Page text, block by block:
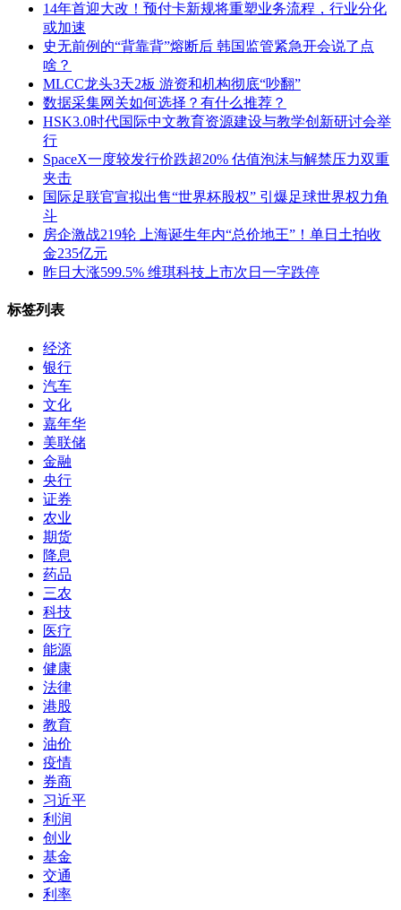
14年首迎大改！预付卡新规将重塑业务流程，行业分化
或加速
史无前例的“背靠背”熔断后 韩国监管紧急开会说了点
啥？
MLCC龙头3天2板 游资和机构彻底“吵翻”
数据采集网关如何选择？有什么推荐？
HSK3.0时代国际中文教育资源建设与教学创新研讨会举
行
SpaceX一度较发行价跌超20% 估值泡沫与解禁压力双重
夹击
国际足联官宣拟出售“世界杯股权” 引爆足球世界权力角
斗
房企激战219轮 上海诞生年内“总价地王”！单日土拍收
金235亿元
昨日大涨599.5% 维琪科技上市次日一字跌停
标签列表
经济
银行
汽车
文化
嘉年华
美联储
金融
央行
证券
农业
期货
降息
药品
三农
科技
医疗
能源
健康
法律
港股
教育
油价
疫情
券商
习近平
利润
创业
基金
交通
利率